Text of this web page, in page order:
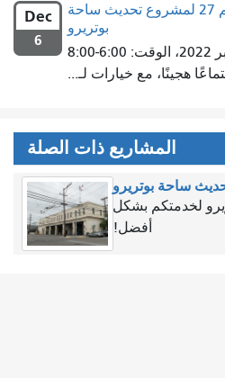
Dec
6
اجتماع فريق العمل رقم 27 لمشروع تحديث ساحة
بوتريرو
التاريخ: الثلاثاء، 6 ديسمبر 2022، الوقت: 6:00-8:00
هجينًا، مع خيارات لـ...
المشاريع ذات الصلة
ساحة بوتريرو
لخدمتكم بشكل
أفضل!